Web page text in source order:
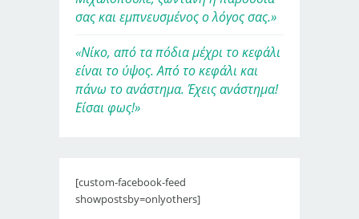
σας και εμπνευσμένος ο λόγος σας.»
«Νίκο, από τα πόδια μέχρι το κεφάλι
είναι το ύψος. Από το κεφάλι και
πάνω το ανάστημα. Έχεις ανάστημα!
Είσαι φως!»
[custom-facebook-feed
showpostsby=onlyothers]